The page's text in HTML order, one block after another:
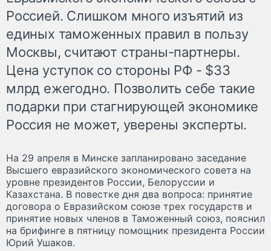
Россией. Слишком много изъятий из
единых таможенных правил в пользу
Москвы, считают страны-партнеры.
Цена уступок со стороны РФ - $33
млрд ежегодно. Позволить себе такие
подарки при стагнирующей экономике
Россия не может, уверены эксперты.
На 29 апреля в Минске запланировано заседание
Высшего евразийского экономического совета на
уровне президентов России, Белоруссии и
Казахстана. В повестке дня два вопроса: принятие
договора о Евразийском союзе трех государств и
принятие новых членов в Таможенный союз, пояснил
на брифинге в пятницу помощник президента России
Юрий Ушаков.